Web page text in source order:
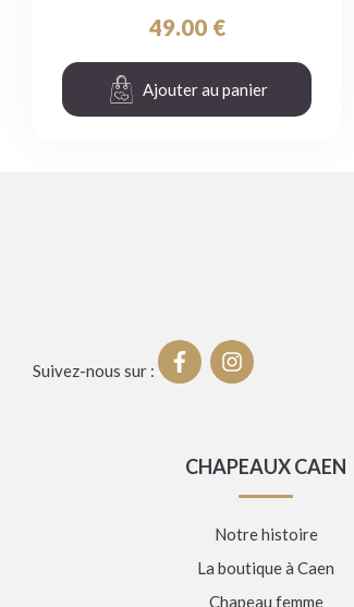
49.00 €
Ajouter au panier
Suivez-nous sur :
CHAPEAUX CAEN
Notre histoire
La boutique à Caen
Chapeau femme